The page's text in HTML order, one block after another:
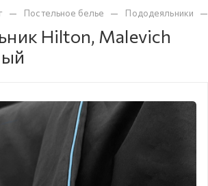
— Постельное белье — Пододеяльники —
Hilton, Malevich